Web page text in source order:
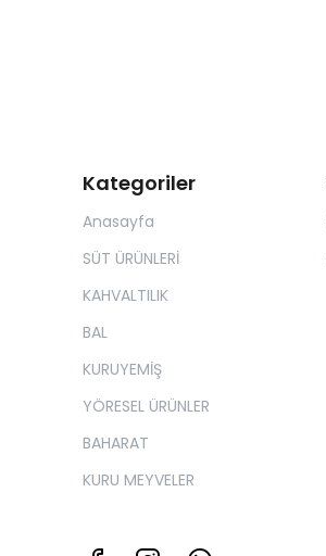
Kategoriler
Anasayfa
SÜT ÜRÜNLERİ
KAHVALTILIK
BAL
KURUYEMİŞ
YÖRESEL ÜRÜNLER
BAHARAT
KURU MEYVELER